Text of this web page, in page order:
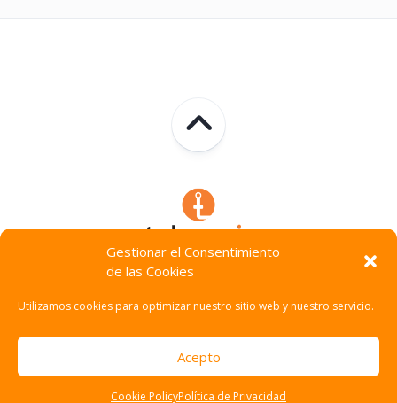
Gestionar el Consentimiento
de las Cookies
Utilizamos cookies para optimizar nuestro sitio web y nuestro servicio.
Acepto
Cookie PolicyPolítica de Privacidad
Technocracia © 2026. Todos Los Derechos Reservados.